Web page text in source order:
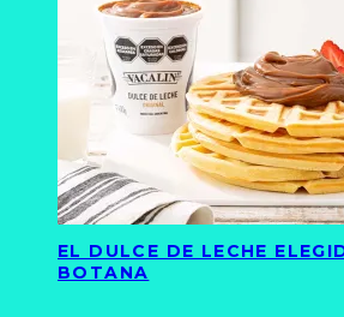
EL DULCE DE LECHE
BOTANA